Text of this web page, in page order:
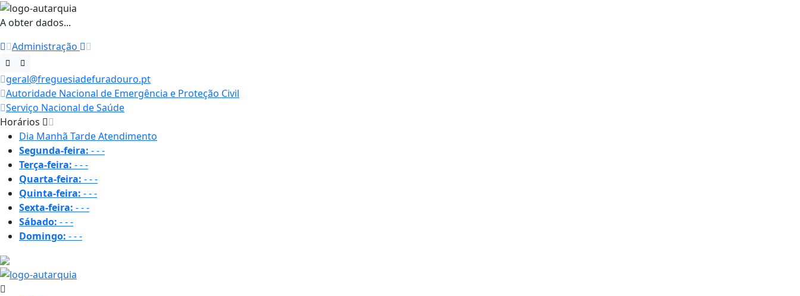
A obter dados...
Administração
geral@freguesiadefuradouro.pt
Autoridade Nacional de Emergência e Proteção Civil
Serviço Nacional de Saúde
Horários
Dia Manhã TardeAtendimento
Segunda-feira: ---
Terça-feira: ---
Quarta-feira: ---
Quinta-feira: ---
Sexta-feira: ---
Sábado: ---
Domingo: ---